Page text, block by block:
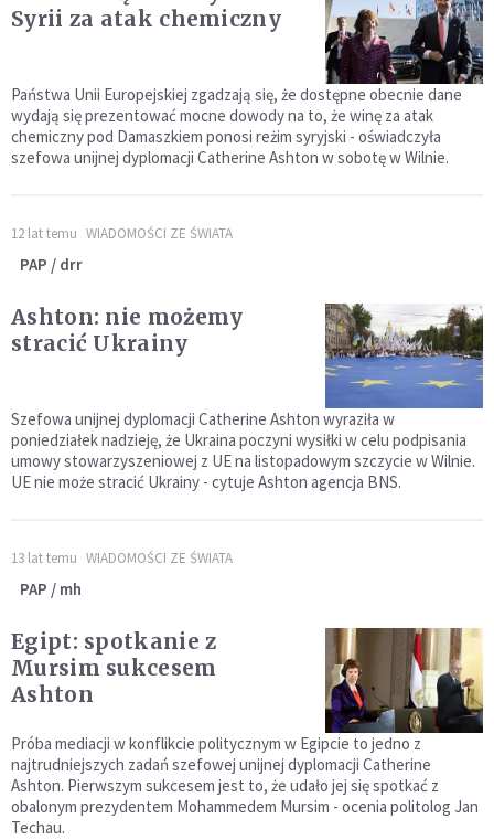
Syrii za atak chemiczny
Państwa Unii Europejskiej zgadzają się, że dostępne obecnie dane
wydają się prezentować mocne dowody na to, że winę za atak
chemiczny pod Damaszkiem ponosi reżim syryjski - oświadczyła
szefowa unijnej dyplomacji Catherine Ashton w sobotę w Wilnie.
12 lat temu WIADOMOŚCI ZE ŚWIATA
PAP / drr
Ashton: nie możemy
stracić Ukrainy
Szefowa unijnej dyplomacji Catherine Ashton wyraziła w
poniedziałek nadzieję, że Ukraina poczyni wysiłki w celu podpisania
umowy stowarzyszeniowej z UE na listopadowym szczycie w Wilnie.
UE nie może stracić Ukrainy - cytuje Ashton agencja BNS.
13 lat temu WIADOMOŚCI ZE ŚWIATA
PAP / mh
Egipt: spotkanie z
Mursim sukcesem
Ashton
Próba mediacji w konflikcie politycznym w Egipcie to jedno z
najtrudniejszych zadań szefowej unijnej dyplomacji Catherine
Ashton. Pierwszym sukcesem jest to, że udało jej się spotkać z
obalonym prezydentem Mohammedem Mursim - ocenia politolog Jan
Techau.